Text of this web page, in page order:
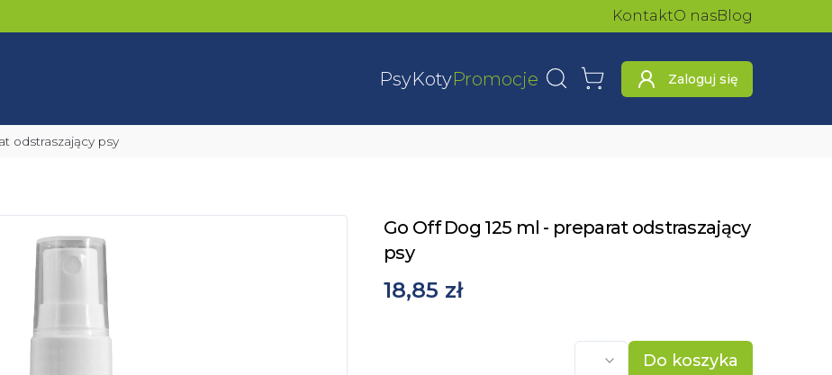
KontaktO nasBlog
PsyKotyPromocje WyszukajKoszyk Zaloguj się
odstraszający psy
Go Off Dog 125 ml - preparat odstraszający
psy
18,85 zł
Do koszyka